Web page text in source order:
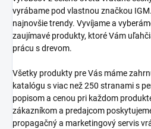
vyrábame pod vlastnou značkou
najnovšie trendy. Vyvíjame a
zaujímavé produkty, ktoré Vám
prácu s drevom.
Všetky produkty pre Vás máme
katalógu s viac než 250 stranami s
popisom a cenou pri každom
zákazníkom a predajcom
propagačný a marketingový servis